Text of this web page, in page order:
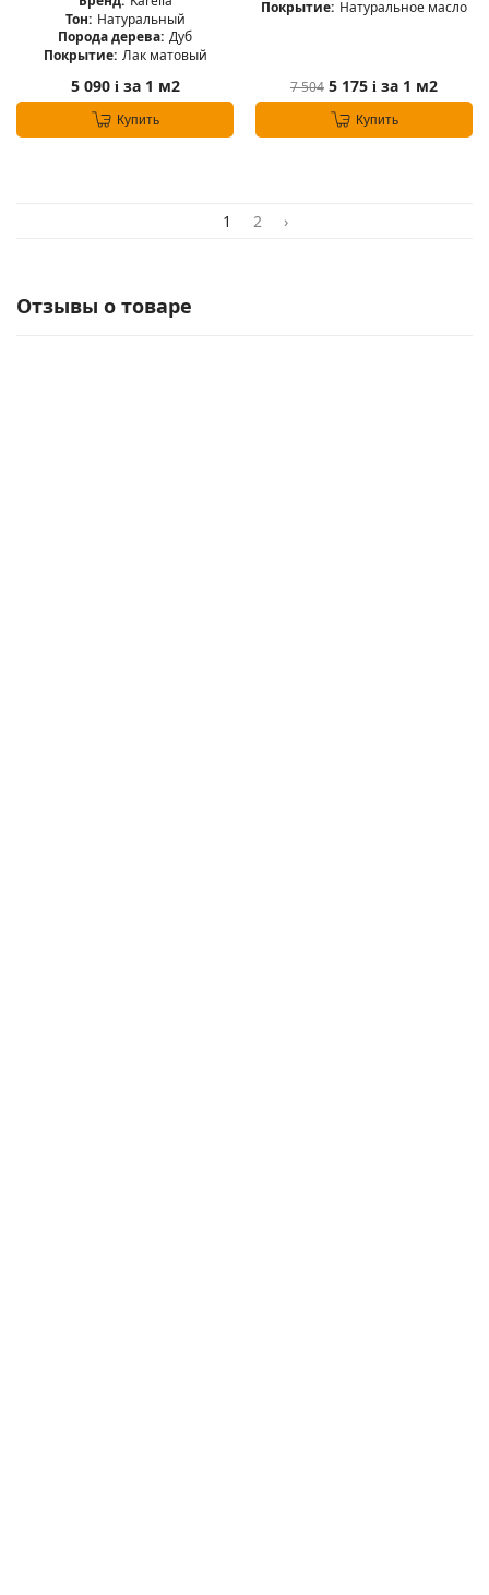
Тон: Натуральный
Порода дерева: Дуб
Покрытие: Лак матовый
5 090 iза 1 м2
Купить
Покрытие: Натуральное масло
7 504 5 175 i за 1 м2
Купить
1 2 ›
Отзывы о товаре